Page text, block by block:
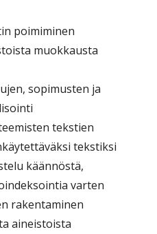
poimiminen
muokkausta
sopimusten ja
tekstien
tekstiksi
käännöstä,
varten
rakentaminen
aineistoista